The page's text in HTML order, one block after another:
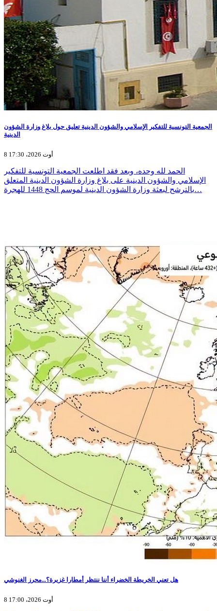
الجمعية التونسية للتفكير الإسلامي والشؤون الدينية تعليق حول بلاغ وزارة الشؤون
الدينية
8 أوت 2026، 17:30
الحمد لله وحده، وبعد فقد اطلعت الجمعية التونسية للتفكير
الإسلامي والشؤون الدينية على بلاغ وزارة الشؤون الدينية المتعلق
بالترشح لبعثة وزارة الشؤون الدينية لموسم الحج 1448 للهجرة…
هل تعني الخريطة الخضراء أننا ننتظر أمطارا غزيرة؟...محرز الغنوشي
8 أوت 2026، 17:00